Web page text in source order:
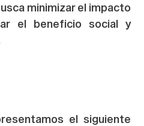
minimizar el impacto
el beneficio social y
el siguiente